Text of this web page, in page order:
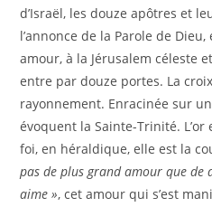
d’Israël, les douze apôtres et
l’annonce de la Parole de
amour, à la Jérusalem céleste
entre par douze portes. La
rayonnement. Enracinée sur
évoquent la Sainte-Trinité.
foi, en héraldique, elle est la
pas de plus grand amour que de
aime », cet amour qui s’est